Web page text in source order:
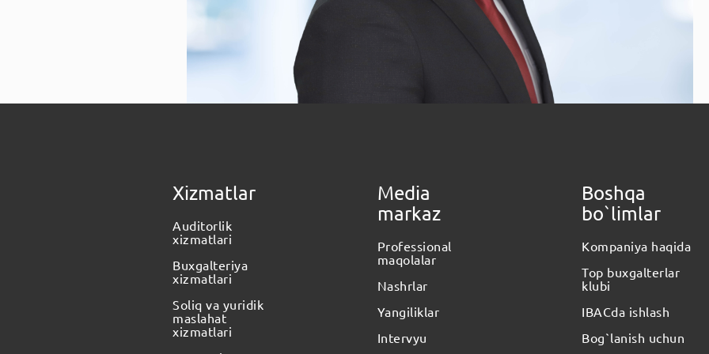
buxgalteriya
malakasini muntazam
Xizmatlar
Auditorlik
xizmatlari
Buxgalteriya
xizmatlari
Soliq va yuridik
maslahat
xizmatlari
Media
markaz
Professional
maqolalar
Nashrlar
Yangiliklar
Intervyu
Boshqa
bo`limlar
Kompaniya haqida
Top buxgalterlar
klubi
IBACda ishlash
Bog`lanish uchun